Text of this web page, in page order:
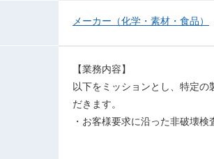
メーカー（化学・素材・食品）
【業務内容】
以下をミッションとし、特定
だきます。
・お客様要求に沿った非破壊検